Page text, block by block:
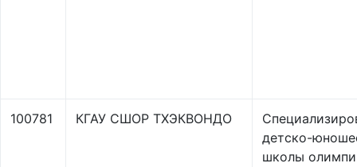
100781 КГАУ СШОР ТХЭКВОНДО
детско-
школы